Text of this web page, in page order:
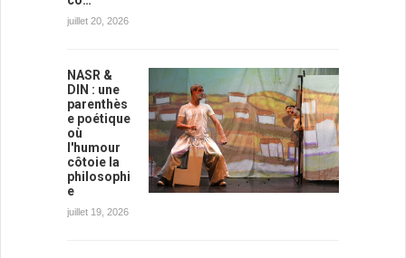
juillet 20, 2026
NASR &
DIN : une
parenthès
e poétique
où
l'humour
côtoie la
philosophi
e
juillet 19, 2026